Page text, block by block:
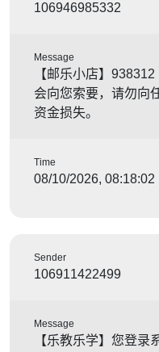
106946985332
Message
【邮乐小店】
会向您索要，请勿向
资金损失。
Time
08/10/2026, 08:18:02
Sender
106911422499
Message
【乐教乐学】您登